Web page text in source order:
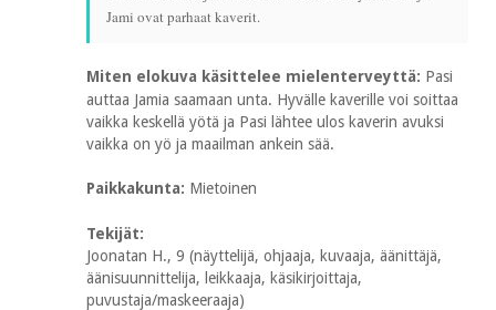
Jami ovat parhaat kaverit.
Miten elokuva käsittelee mielenterveyttä: Pasi
auttaa Jamia saamaan unta. Hyvälle kaverille voi soittaa
vaikka keskellä yötä ja Pasi lähtee ulos kaverin avuksi
vaikka on yö ja maailman ankein sää.
Paikkakunta: Mietoinen
Tekijät:
Joonatan H., 9 (näyttelijä, ohjaaja, kuvaaja, äänittäjä,
äänisuunnittelija, leikkaaja, käsikirjoittaja,
puvustaja/maskeeraaja)